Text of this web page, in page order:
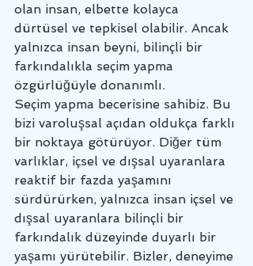
olan insan, elbette kolayca
dürtüsel ve tepkisel olabilir. Ancak
yalnızca insan beyni, bilinçli bir
farkındalıkla seçim yapma
özgürlüğüyle donanımlı.
Seçim yapma becerisine sahibiz. Bu
bizi varoluşsal açıdan oldukça farklı
bir noktaya götürüyor. Diğer tüm
varlıklar, içsel ve dışsal uyaranlara
reaktif bir fazda yaşamını
sürdürürken, yalnızca insan içsel ve
dışsal uyaranlara bilinçli bir
farkındalık düzeyinde duyarlı bir
yaşamı yürütebilir. Bizler, deneyime